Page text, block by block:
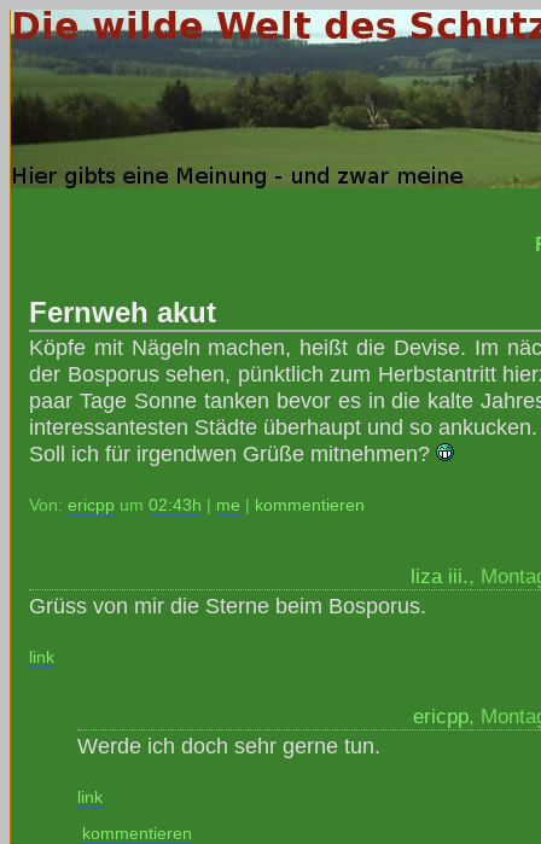
Fernweh akut
Köpfe mit Nägeln machen, heißt die Devise. Im
der Bosporus sehen, pünktlich zum Herbstantritt
paar Tage Sonne tanken bevor es in die kalte
interessantesten Städte überhaupt und so ankucken.
Soll ich für irgendwen Grüße mitnehmen?
Von: ericpp um 02:43h me kommentieren
liza iii.,
Grüss von mir die Sterne beim Bosporus.
link
ericpp,
Werde ich doch sehr gerne tun.
link
kommentieren